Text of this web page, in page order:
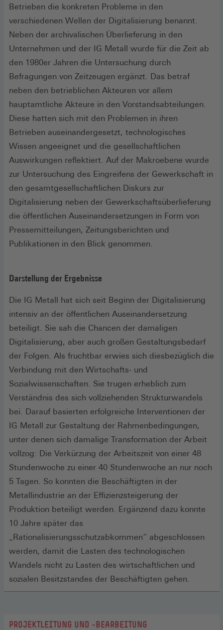
Betrieben die konkreten Probleme in den
verschiedenen Wellen der Digitalisierung benannt.
Neben der archivalischen Überlieferung in den
Unternehmen und der IG Metall wurde für die Zeit ab
den 1980er Jahren die Untersuchung durch
Befragungen von Zeitzeugen ergänzt. Das betraf
neben den betrieblichen Akteuren vor allem
hauptamtliche Akteure in den Vorstandsabteilungen.
Diese hatten sich mit den Problemen in ihren
Betrieben auseinandergesetzt, technologisches
Wissen angeeignet und die gesellschaftlichen
Auswirkungen reflektiert. Auf der Makroebene wurde
zur Untersuchung des Eingreifens der Gewerkschaft in
den gesamtgesellschaftlichen Diskurs zur
Digitalisierung neben der Gewerkschaftsüberlieferung
die öffentlichen Auseinandersetzungen in Form von
Pressemitteilungen, Zeitungsberichten und
Publikationen in den Blick genommen.
Darstellung der Ergebnisse
Die IG Metall hat sich seit Beginn der Digitalisierung
intensiv an der öffentlichen Auseinandersetzung
beteiligt. Sie sah die Chancen der damaligen
Digitalisierung, aber auch großen Gestaltungsbedarf
der Folgen. Als fruchtbar erwies sich diesbezüglich die
Verbindung mit den Wirtschafts- und
Sozialwissenschaften. Sie trugen erheblich zum
Verständnis des sich vollziehenden Strukturwandels
bei. Darauf basierten erfolgreiche Interventionen der
IG Metall zur Gestaltung der Rahmenbedingungen,
unter denen sich damalige Transformation der Arbeit
vollzog: Die Verkürzung der Arbeitszeit von einer 48
Stundenwoche zu einer 40 Stundenwoche an nur noch
5 Tagen. So konnten die Beschäftigten in der
Metallindustrie an der Effizienzsteigerung der
Produktion beteiligt werden. Ergänzend dazu konnte
10 Jahre später das
„Rationalisierungsschutzabkommen“ abgeschlossen
werden, damit die Lasten des technologischen
Wandels nicht zu Lasten des wirtschaftlichen und
sozialen Besitzstandes der Beschäftigten gehen.
PROJEKTLEITUNG UND -BEARBEITUNG